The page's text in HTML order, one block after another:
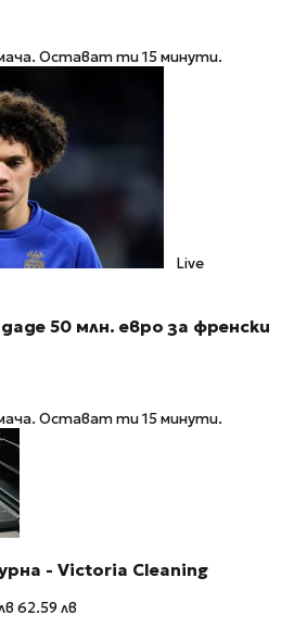
мача. Остават ти 15 минути.
Live
50 млн. евро за френски
мача. Остават ти 15 минути.
- Victoria Cleaning
62.59 лв